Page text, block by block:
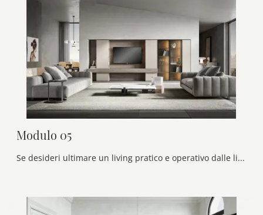
Modulo 05
Se desideri ultimare un living pratico e operativo dalle linee classiche, ti offriamo la parete attrezzata Modulo 05 Veneran.